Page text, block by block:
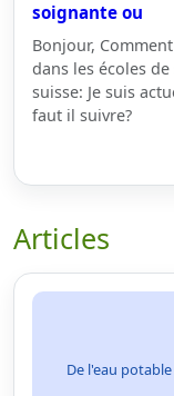
soignante ou
Bonjour,
dans les écoles
suisse: Je suis
faut il suivre?
Articles
De l'eau